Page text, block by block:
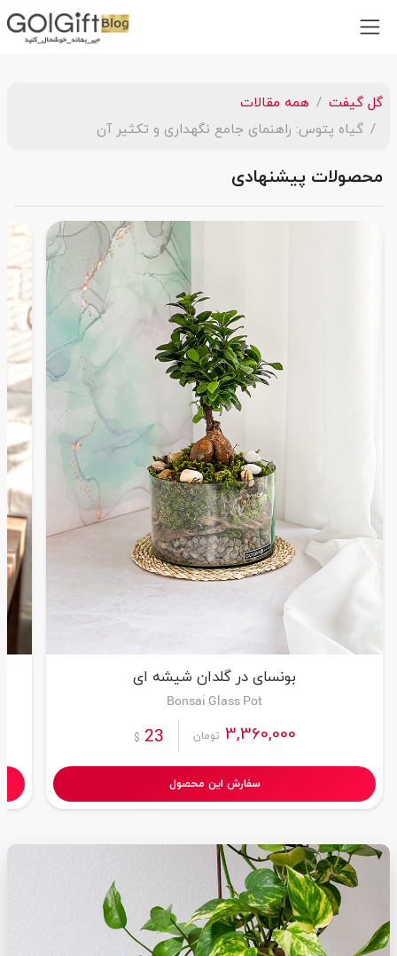
گل گیفت
همه مقالات
گیاه پتوس: راهنمای جامع نگهداری و تکثیر آن
محصولات پیشنهادی
بونسای در گلدان شیشه ای
Bonsai Glass Pot
3,360,000 تومان 23
$
سفارش این محصول